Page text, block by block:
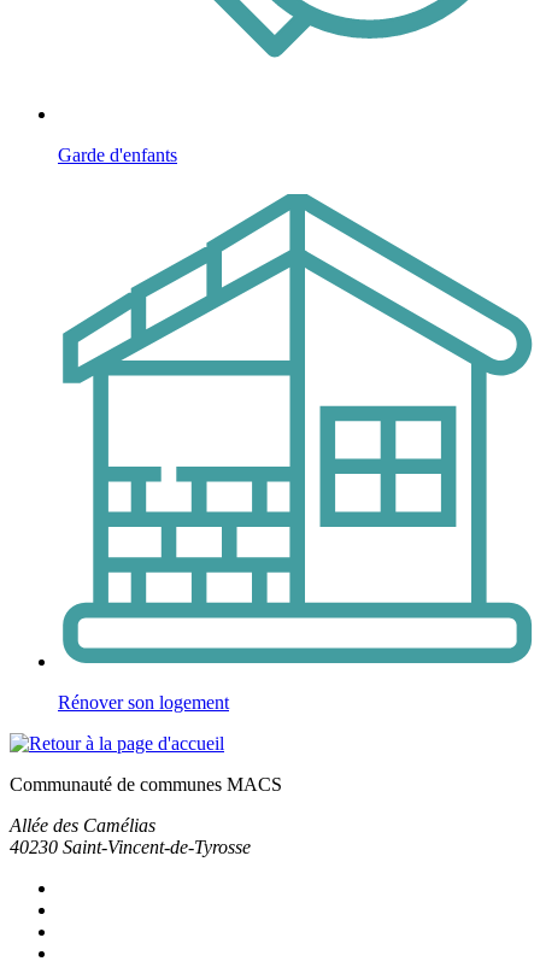
Garde d'enfants
Rénover son logement
Communauté de communes MACS
Allée des Camélias
40230 Saint-Vincent-de-Tyrosse